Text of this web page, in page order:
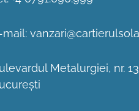
mail:
Metalurgiei, nr.